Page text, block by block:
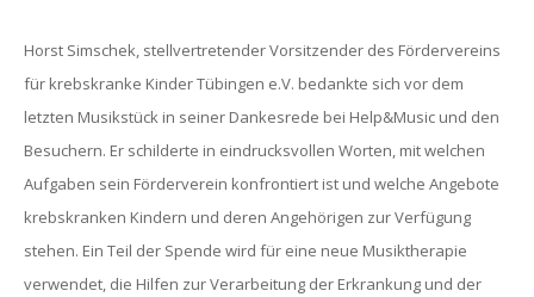
Horst Simschek, stellvertretender Vorsitzender des Fördervereins
für krebskranke Kinder Tübingen e.V. bedankte sich vor dem
letzten Musikstück in seiner Dankesrede bei Help&Music und den
Besuchern. Er schilderte in eindrucksvollen Worten, mit welchen
Aufgaben sein Förderverein konfrontiert ist und welche Angebote
krebskranken Kindern und deren Angehörigen zur Verfügung
stehen. Ein Teil der Spende wird für eine neue Musiktherapie
verwendet, die Hilfen zur Verarbeitung der Erkrankung und der